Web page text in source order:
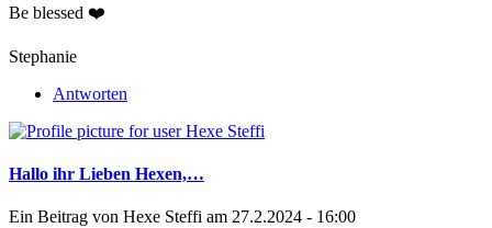
Be blessed ❤️
Stephanie
Antworten
Hallo ihr Lieben Hexen,…
Ein Beitrag von Hexe Steffi am 27.2.2024 - 16:00